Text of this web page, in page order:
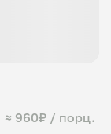
≈ 960₽ / порц.